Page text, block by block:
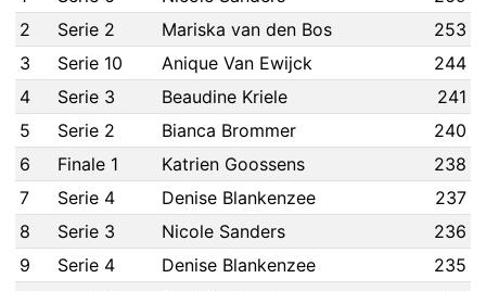
2
Serie 2 Mariska van den Bos
253
3
Serie 10 Anique Van Ewijck
244
4
Serie 3 Beaudine Kriele
241
5
Serie 2 Bianca Brommer
240
6
Finale 1 Katrien Goossens
238
7
Serie 4 Denise Blankenzee
237
8
Serie 3 Nicole Sanders
236
9
Serie 4 Denise Blankenzee
235